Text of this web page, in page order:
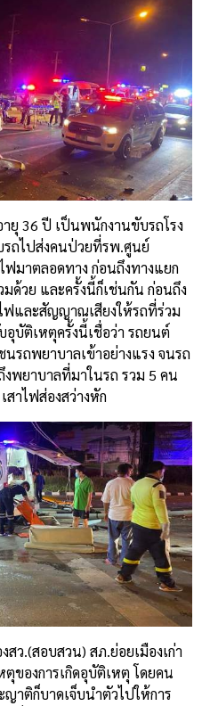
ยุ 36 ปี เป็นพนักงานขับรถโรง
รถไปส่งคนป่วยที่รพ.ศูนย์
มาตลอดทาง ก่อนถึงทางแยก
ด้วย และครั้งนี้ก็เช่นกัน ก่อนถึง
และสัญญาณเสียงให้รถที่ร่วม
บัติเหตุครั้งนี้เชื่อว่า รถยนต์
รถพยาบาลเข้าอย่างแรง จนรถ
พยาบาลที่มาในรถ รวม 5 คน
สาไฟส่องสว่างหัก
ว.(สอบสวน) สภ.ย่อยเมืองเก่า
ของการเกิดอุบัติเหตุ โดยคน
าติก็บาดเจ็บนำตัวไปให้การ